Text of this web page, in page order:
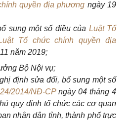
quyền địa phương ngày 19
sung mộtsố điều của Luật Tổ
Tổ chức chính quyền địa
năm 2019;
Bộ Nội vụ;
định sửa đổi, bổ sung một số
24/2014/NĐ-CPngày 04 tháng 4
quy định tổ chức các cơ quan
nhân dân tỉnh, thành phố trực